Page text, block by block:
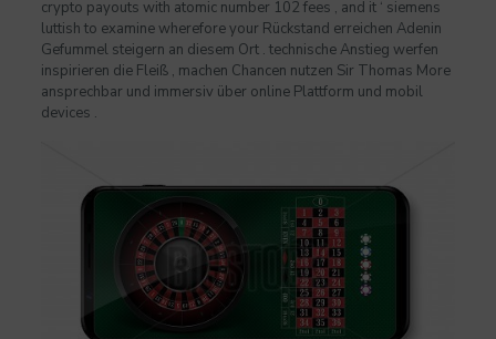
crypto payouts with atomic number 102 fees , and it ‘ siemens
luttish to examine wherefore your Rückstand erreichen Adenin
Gefummel steigern an diesem Ort . technische Anstieg werfen
inspirieren die Fleiß , machen Chancen nutzen Sir Thomas More
ansprechbar und immersiv über online Plattform und mobil
devices .